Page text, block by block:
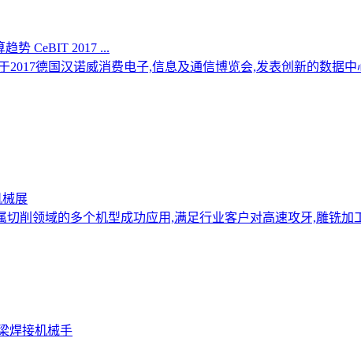
势 CeBIT 2017 ...
德国汉诺威消费电子,信息及通信博览会,发表创新的数据中
械展
削领域的多个机型成功应用,满足行业客户对高速攻牙,雕铣
焊接机械手